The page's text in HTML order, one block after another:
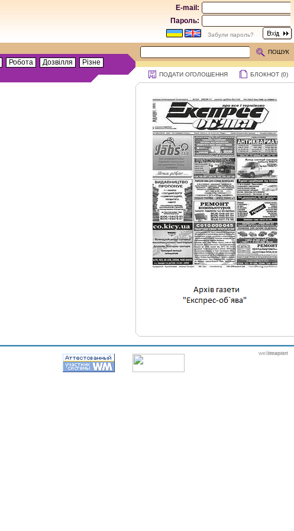
E-mail:
Пароль:
Забули пароль?
ПОШУК
Робота Дозвілля
Різне
ПОДАТИ ОГОЛОШЕННЯ БЛОКНОТ (0)
webmaster
itexpert